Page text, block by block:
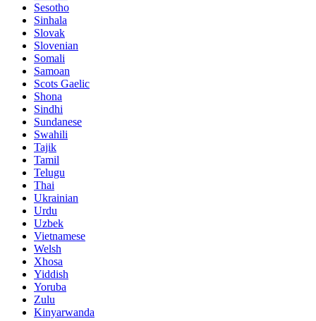
Sesotho
Sinhala
Slovak
Slovenian
Somali
Samoan
Scots Gaelic
Shona
Sindhi
Sundanese
Swahili
Tajik
Tamil
Telugu
Thai
Ukrainian
Urdu
Uzbek
Vietnamese
Welsh
Xhosa
Yiddish
Yoruba
Zulu
Kinyarwanda